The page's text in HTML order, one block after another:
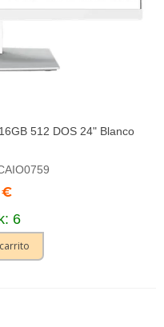
512 DOS 24" Blanco
€
6